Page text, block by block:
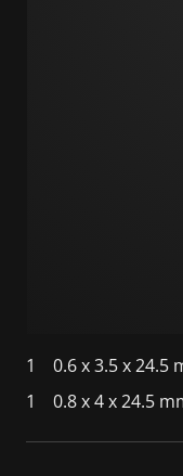
1 0.6 x 3.5 x 24.5
1
0.8 x 4 x 24.5